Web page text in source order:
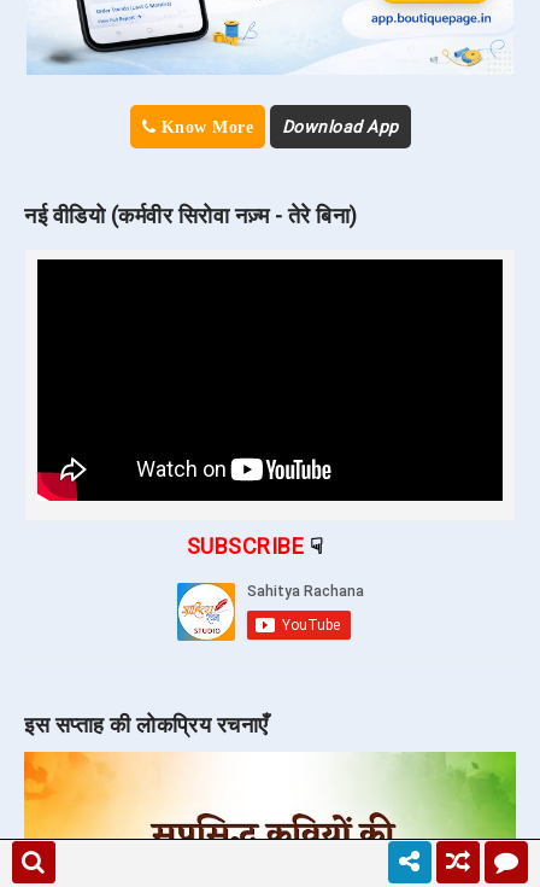
Know More Download App
नई वीडियो (कर्मवीर सिरोवा नज़्म - तेरे बिना)
SUBSCRIBE
इस सप्ताह की लोकप्रिय रचनाएँ